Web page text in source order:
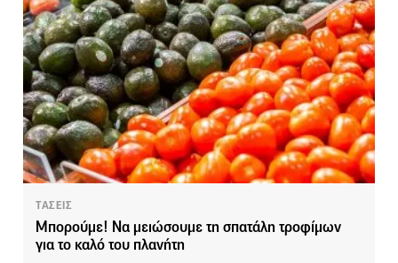
ΤΑΣΕΙΣ
Μπορούμε! Να μειώσουμε τη σπατάλη τροφίμων
για το καλό του πλανήτη